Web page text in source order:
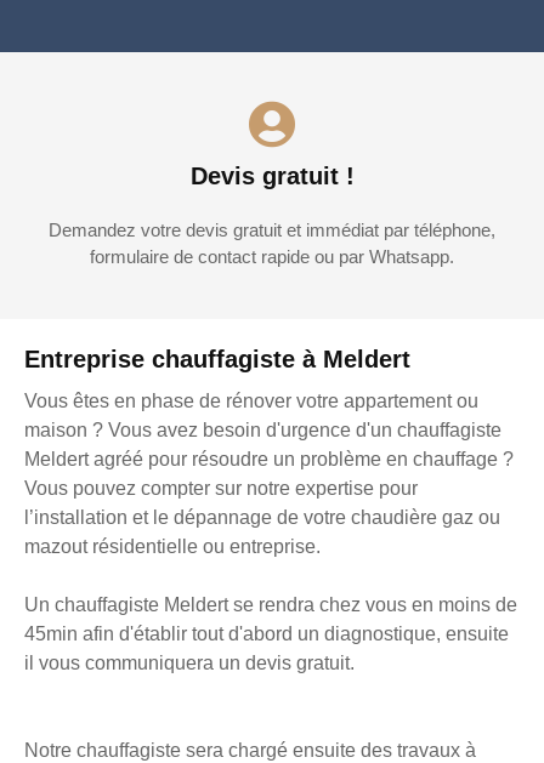
Entreprise chauffagiste à Meldert
Vous êtes en phase de rénover votre appartement ou
maison ? Vous avez besoin d'urgence d'un chauffagiste
Meldert agréé pour résoudre un problème en chauffage ?
Vous pouvez compter sur notre expertise pour
l’installation et le dépannage de votre chaudière gaz ou
mazout résidentielle ou entreprise.
Un chauffagiste Meldert se rendra chez vous en moins de
45min afin d'établir tout d'abord un diagnostique, ensuite
il vous communiquera un devis gratuit.
Notre chauffagiste sera chargé ensuite des travaux à
Devis gratuit !
Demandez votre devis gratuit et immédiat par téléphone,
formulaire de contact rapide ou par Whatsapp.